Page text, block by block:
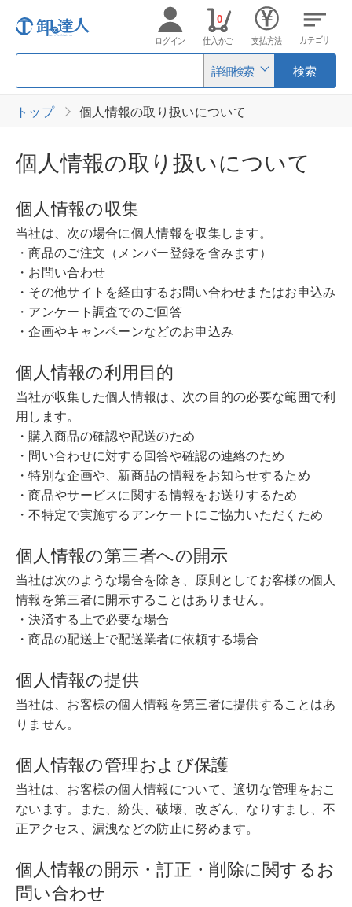
詳細検索 検索
ログイン 仕入かご
0
支払方法 カテゴリ
トップ 個人情報の取り扱いについて
個人情報の取り扱いについて
個人情報の収集
当社は、次の場合に個人情報を収集します。
・商品のご注文（メンバー登録を含みます）
・お問い合わせ
・その他サイトを経由するお問い合わせまたはお申込み
・アンケート調査でのご回答
・企画やキャンペーンなどのお申込み
個人情報の利用目的
当社が収集した個人情報は、次の目的の必要な範囲で利
用します。
・購入商品の確認や配送のため
・問い合わせに対する回答や確認の連絡のため
・特別な企画や、新商品の情報をお知らせするため
・商品やサービスに関する情報をお送りするため
・不特定で実施するアンケートにご協力いただくため
個人情報の第三者への開示
当社は次のような場合を除き、原則としてお客様の個人
情報を第三者に開示することはありません。
・決済する上で必要な場合
・商品の配送上で配送業者に依頼する場合
個人情報の提供
当社は、お客様の個人情報を第三者に提供することはあ
りません。
個人情報の管理および保護
当社は、お客様の個人情報について、適切な管理をおこ
ないます。また、紛失、破壊、改ざん、なりすまし、不
正アクセス、漏洩などの防止に努めます。
個人情報の開示・訂正・削除に関するお
問い合わせ